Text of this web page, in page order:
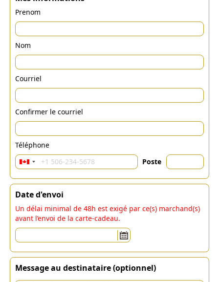
Prenom
Nom
Courriel
Confirmer le courriel
Téléphone
Poste
Date d'envoi
Un délai minimal de 48h est exigé par ce(s) marchand(s)
avant l’envoi de la carte-cadeau.
Message au destinataire (optionnel)